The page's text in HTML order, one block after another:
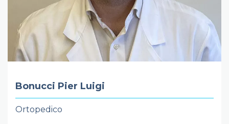
Bonucci Pier Luigi
Ortopedico